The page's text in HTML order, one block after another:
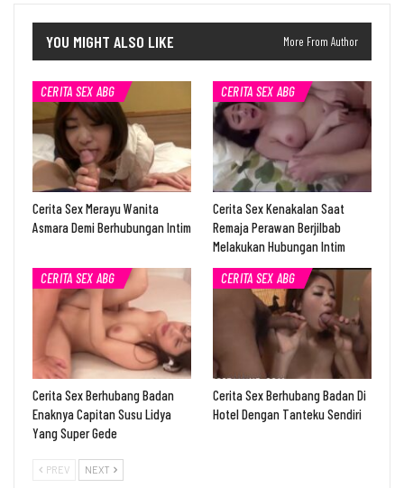
YOU MIGHT ALSO LIKE More From Author
CERITA SEX ABG
Cerita Sex Merayu Wanita
Asmara Demi Berhubungan Intim
CERITA SEX ABG
Cerita Sex Kenakalan Saat
Remaja Perawan Berjilbab
Melakukan Hubungan Intim
CERITA SEX ABG
Cerita Sex Berhubang Badan
Enaknya Capitan Susu Lidya
Yang Super Gede
CERITA SEX ABG
Cerita Sex Berhubang Badan Di
Hotel Dengan Tanteku Sendiri
PREV NEXT